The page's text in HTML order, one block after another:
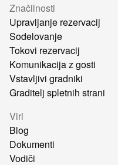
Značilnosti
Upravljanje rezervacij
Sodelovanje
Tokovi rezervacij
Komunikacija z gosti
Vstavljivi gradniki
Graditelj spletnih strani
Viri
Blog
Dokumenti
Vodiči